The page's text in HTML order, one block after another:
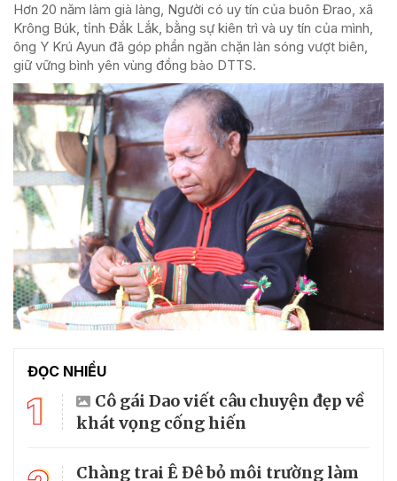
Hơn 20 năm làm già làng, Người có uy tín của buôn Đrao, xã
Krông Búk, tỉnh Đắk Lắk, bằng sự kiên trì và uy tín của mình,
ông Y Krú Ayun đã góp phần ngăn chặn làn sóng vượt biên,
giữ vững bình yên vùng đồng bào DTTS.
ĐỌC NHIỀU
1
Cô gái Dao viết câu chuyện đẹp về
khát vọng cống hiến
Chàng trai Ê Đê bỏ môi trường làm